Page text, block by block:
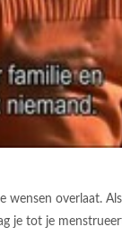
wensen overlaat.
je tot je